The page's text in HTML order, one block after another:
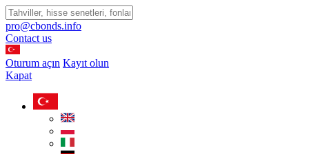
pro@cbonds.info
Contact us
Oturum açın Kayıt olun
Kapat